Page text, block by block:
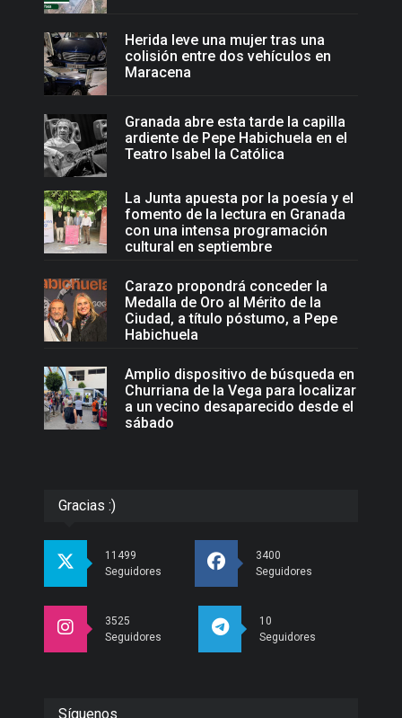
Herida leve una mujer tras una
colisión entre dos vehículos en
Maracena
Granada abre esta tarde la capilla
ardiente de Pepe Habichuela en el
Teatro Isabel la Católica
La Junta apuesta por la poesía y el
fomento de la lectura en Granada
con una intensa programación
cultural en septiembre
Carazo propondrá conceder la
Medalla de Oro al Mérito de la
Ciudad, a título póstumo, a Pepe
Habichuela
Amplio dispositivo de búsqueda en
Churriana de la Vega para localizar
a un vecino desaparecido desde el
sábado
Gracias :)
11499
Seguidores
3400
Seguidores
3525
Seguidores
10
Seguidores
Síguenos